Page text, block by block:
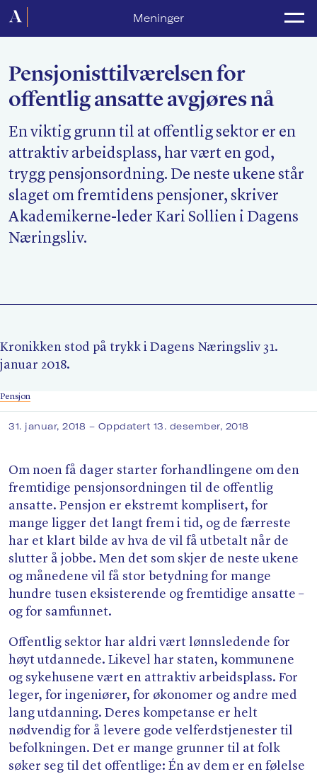
Meninger
Forside
Lønnsoppgjør
Medlemsforeninger
Kurs og konferanser
For media
Akademikerne Pluss
Nyheter
Pensjonisttilværelsen for
offentlig ansatte avgjøres nå
En viktig grunn til at offentlig sektor er en
attraktiv arbeidsplass, har vært en god,
trygg pensjonsordning. De neste ukene står
slaget om fremtidens pensjoner, skriver
Akademikerne-leder Kari Sollien i Dagens
Næringsliv.
Kronikken stod på trykk i Dagens Næringsliv 31.
januar 2018.
Pensjon
31. januar, 2018 – Oppdatert 13. desember, 2018
Om noen få dager starter forhandlingene om den
fremtidige pensjonsordningen til de offentlig
ansatte. Pensjon er ekstremt komplisert, for
mange ligger det langt frem i tid, og de færreste
har et klart bilde av hva de vil få utbetalt når de
slutter å jobbe. Men det som skjer de neste ukene
og månedene vil få stor betydning for mange
hundre tusen eksisterende og fremtidige ansatte –
og for samfunnet.
Offentlig sektor har aldri vært lønnsledende for
høyt utdannede. Likevel har staten, kommunene
og sykehusene vært en attraktiv arbeidsplass. For
leger, for ingeniører, for økonomer og andre med
lang utdanning. Deres kompetanse er helt
nødvendig for å levere gode velferdstjenester til
befolkningen. Det er mange grunner til at folk
søker seg til det offentlige: Én av dem er en følelse